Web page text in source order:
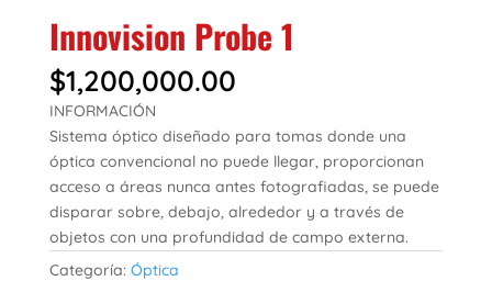
Innovision Probe 1
$1,200,000.00
INFORMACIÓN
Sistema óptico diseñado para tomas donde una
óptica convencional no puede llegar, proporcionan
acceso a áreas nunca antes fotografiadas, se puede
disparar sobre, debajo, alrededor y a través de
objetos con una profundidad de campo externa.
Categoría: Óptica